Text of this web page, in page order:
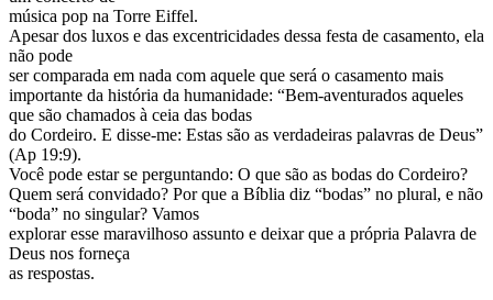
música pop na Torre Eiffel.
Apesar dos luxos e das excentricidades dessa festa de casamento, ela
não pode
ser comparada em nada com aquele que será o casamento mais
importante da história da humanidade: “Bem-aventurados aqueles
que são chamados à ceia das bodas
do Cordeiro. E disse-me: Estas são as verdadeiras palavras de Deus”
(Ap 19:9).
Você pode estar se perguntando: O que são as bodas do Cordeiro?
Quem será convidado? Por que a Bíblia diz “bodas” no plural, e não
“boda” no singular? Vamos
explorar esse maravilhoso assunto e deixar que a própria Palavra de
Deus nos forneça
as respostas.